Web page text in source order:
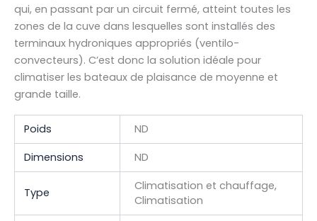
qui, en passant par un circuit fermé, atteint toutes les
zones de la cuve dans lesquelles sont installés des
terminaux hydroniques appropriés (ventilo-
convecteurs). C’est donc la solution idéale pour
climatiser les bateaux de plaisance de moyenne et
grande taille.
Poids
ND
Dimensions
ND
Type
Climatisation et chauffage,
Climatisation